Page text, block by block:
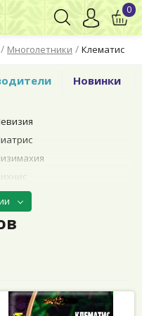
/ Многолетники / Клематис
0
Новинки
Мшанка